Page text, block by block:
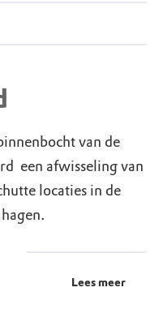
van de
een afwisseling van
locaties in de
Lees meer